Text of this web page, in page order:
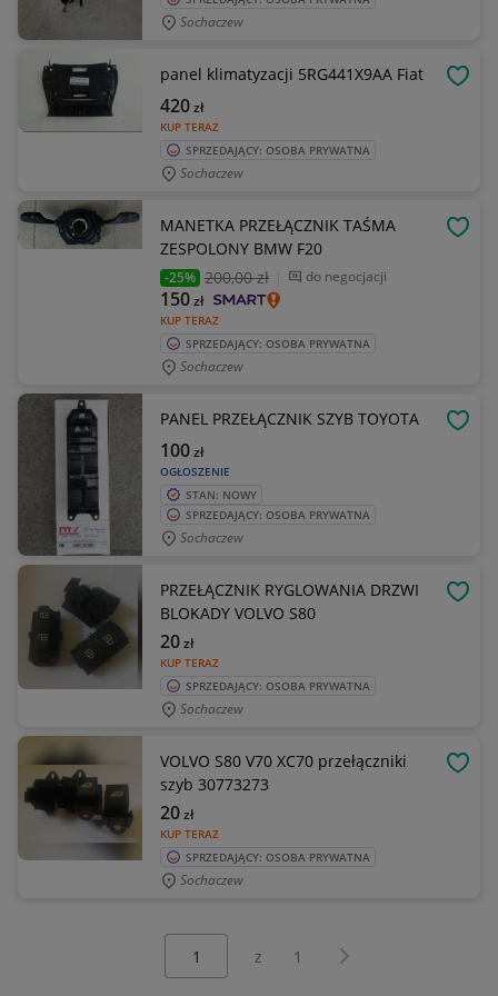
Sochaczew
panel klimatyzacji 5RG441X9AA Fiat
KUP TERAZ
420zł
SPRZEDAJĄCY: OSOBA PRYWATNA
Sochaczew
MANETKA PRZEŁĄCZNIK TAŚMA
ZESPOLONY BMW F20
-25% 200,00 zł do negocjacji
KUP TERAZ
150zł
SPRZEDAJĄCY: OSOBA PRYWATNA
Sochaczew
PANEL PRZEŁĄCZNIK SZYB TOYOTA
OGŁOSZENIE
100zł
STAN: NOWY
SPRZEDAJĄCY: OSOBA PRYWATNA
Sochaczew
PRZEŁĄCZNIK RYGLOWANIA DRZWI
BLOKADY VOLVO S80
KUP TERAZ
20zł
SPRZEDAJĄCY: OSOBA PRYWATNA
Sochaczew
VOLVO S80 V70 XC70 przełączniki
szyb 30773273
KUP TERAZ
20zł
SPRZEDAJĄCY: OSOBA PRYWATNA
Sochaczew
z 1 Następna strona